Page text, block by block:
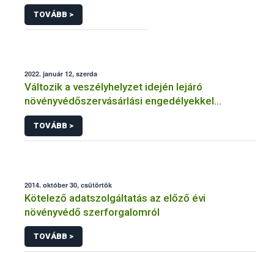
TOVÁBB >
2022. január 12, szerda
Változik a veszélyhelyzet idején lejáró
növényvédőszervásárlási engedélyekkel
kapcsolatos szabályozás
TOVÁBB >
2014. október 30, csütörtök
Kötelező adatszolgáltatás az előző évi
növényvédő szerforgalomról
TOVÁBB >